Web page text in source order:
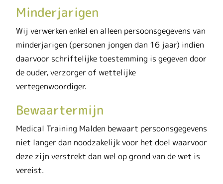
Minderjarigen
Wij verwerken enkel en alleen persoonsgegevens van
minderjarigen (personen jongen dan 16 jaar) indien
daarvoor schriftelijke toestemming is gegeven door
de ouder, verzorger of wettelijke
vertegenwoordiger.
Bewaartermijn
Medical Training Malden bewaart persoonsgegevens
niet langer dan noodzakelijk voor het doel waarvoor
deze zijn verstrekt dan wel op grond van de wet is
vereist.